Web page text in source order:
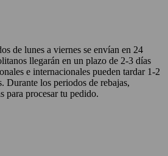
de lunes a viernes se envían en 24
llegarán en un plazo de 2-3 días
e internacionales pueden tardar 1-2
Durante los periodos de rebajas,
para procesar tu pedido.